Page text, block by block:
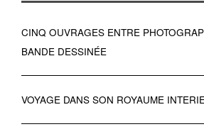
CINQ OUVRAGES ENTRE
BANDE DESSINÉE
VOYAGE DANS SON ROYAUME